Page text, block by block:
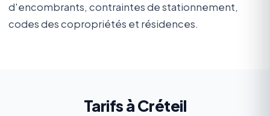
d'encombrants, contraintes de stationnement,
codes des copropriétés et résidences.
Tarifs à Créteil